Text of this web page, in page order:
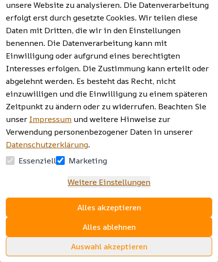
unsere Website zu analysieren. Die Datenverarbeitung
erfolgt erst durch gesetzte Cookies. Wir teilen diese
Daten mit Dritten, die wir in den Einstellungen
benennen. Die Datenverarbeitung kann mit
Einwilligung oder aufgrund eines berechtigten
Interesses erfolgen. Die Zustimmung kann erteilt oder
abgelehnt werden. Es besteht das Recht, nicht
einzuwilligen und die Einwilligung zu einem späteren
Zeitpunkt zu ändern oder zu widerrufen. Beachten Sie
unser Impressum und weitere Hinweise zur
Verwendung personenbezogener Daten in unserer
Datenschutzerklärung.
Essenziell
Marketing
Weitere Einstellungen
Alles akzeptieren
Alles ablehnen
Auswahl akzeptieren
Vertrag
widerrufen
Facebook |
Instagram |
Newsletter
AGB | Impressum |
Datenschutzerklärung |
Barrierefreiheitserklärung |
Widerrufsrecht
www.sopomarkt24.de